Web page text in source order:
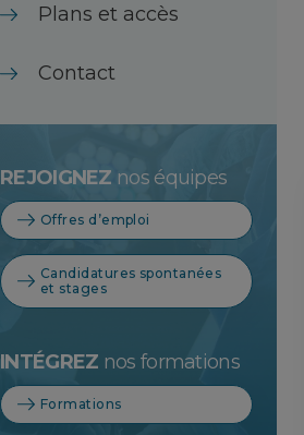
Plans et accès
Contact
REJOIGNEZ nos équipes
Offres d’emploi
Candidatures spontanées
et stages
INTÉGREZ nos formations
Formations